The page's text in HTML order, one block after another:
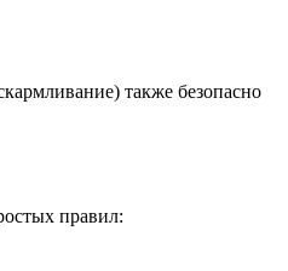
также безопасно
правил: